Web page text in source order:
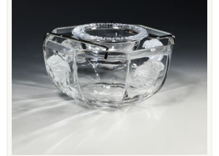
Автор
Производитель